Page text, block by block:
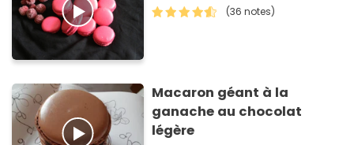
(36 notes)
Macaron géant à la
ganache au chocolat
légère